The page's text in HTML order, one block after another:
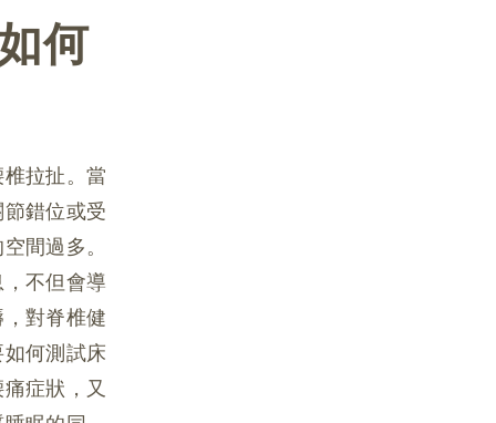
何
拉扯。當
錯位或受
間過多。
不但會導
對脊椎健
何測試床
症狀，又